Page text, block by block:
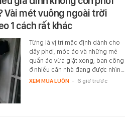
Vài mét vuông ngoài trời
1 cách rất khác
Từng là vị trí mặc định dành cho
dây phơi, móc áo và những mẻ
quần áo vừa giặt xong, ban công
ở nhiều căn nhà đang được nhìn…
XEM MUA LUÔN - 6 giờ trước